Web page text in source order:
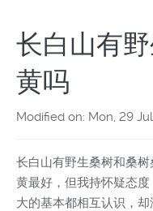
长白山有
黄吗
Modified on: Mon, 29
长白山有野生桑树和桑
黄最好，但我持怀疑态
大的基本都相互认识，